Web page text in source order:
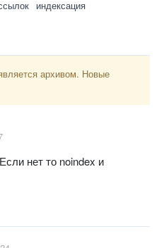
индексация
архивом. Новые
нет то noindex и